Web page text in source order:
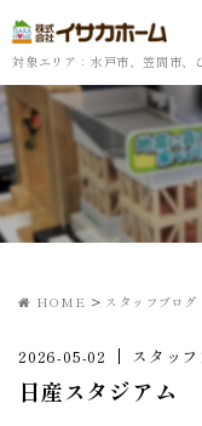
対象エリア：水戸市、笠間市、
HOME > スタッフブログ
2026-05-02 スタッ
日産スタジアム